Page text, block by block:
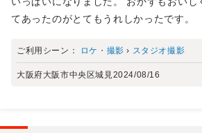
てあったのがとてもうれしかったです。
ご利用シーン： ロケ・撮影 › スタジオ撮影
大阪府大阪市中央区城見 2024/08/16